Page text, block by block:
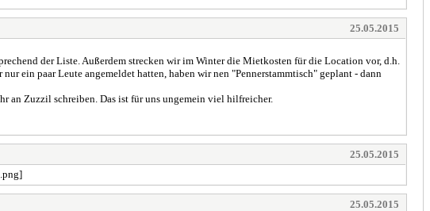
25.05.2015
der Liste. Außerdem strecken wir im Winter die Mietkosten für die Location vor, d.h.
ein paar Leute angemeldet hatten, haben wir nen "Pennerstammtisch" geplant - dann
an Zuzzil schreiben. Das ist für uns ungemein viel hilfreicher.
25.05.2015
25.05.2015